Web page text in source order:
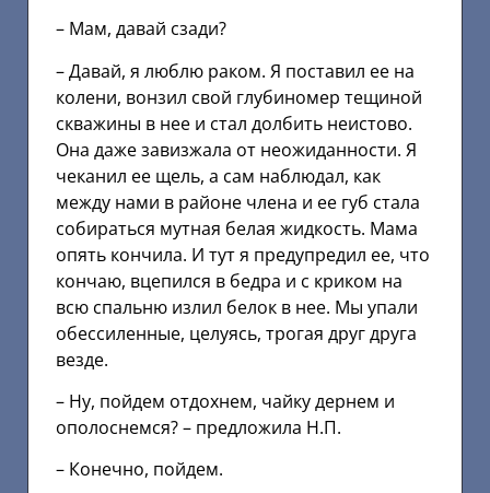
– Мам, давай сзади?
– Давай, я люблю раком. Я поставил ее на
колени, вонзил свой глубиномер тещиной
скважины в нее и стал долбить неистово.
Она даже завизжала от неожиданности. Я
чеканил ее щель, а сам наблюдал, как
между нами в районе члена и ее губ стала
собираться мутная белая жидкость. Мама
опять кончила. И тут я предупредил ее, что
кончаю, вцепился в бедра и с криком на
всю спальню излил белок в нее. Мы упали
обессиленные, целуясь, трогая друг друга
везде.
– Ну, пойдем отдохнем, чайку дернем и
ополоснемся? – предложила Н.П.
– Конечно, пойдем.